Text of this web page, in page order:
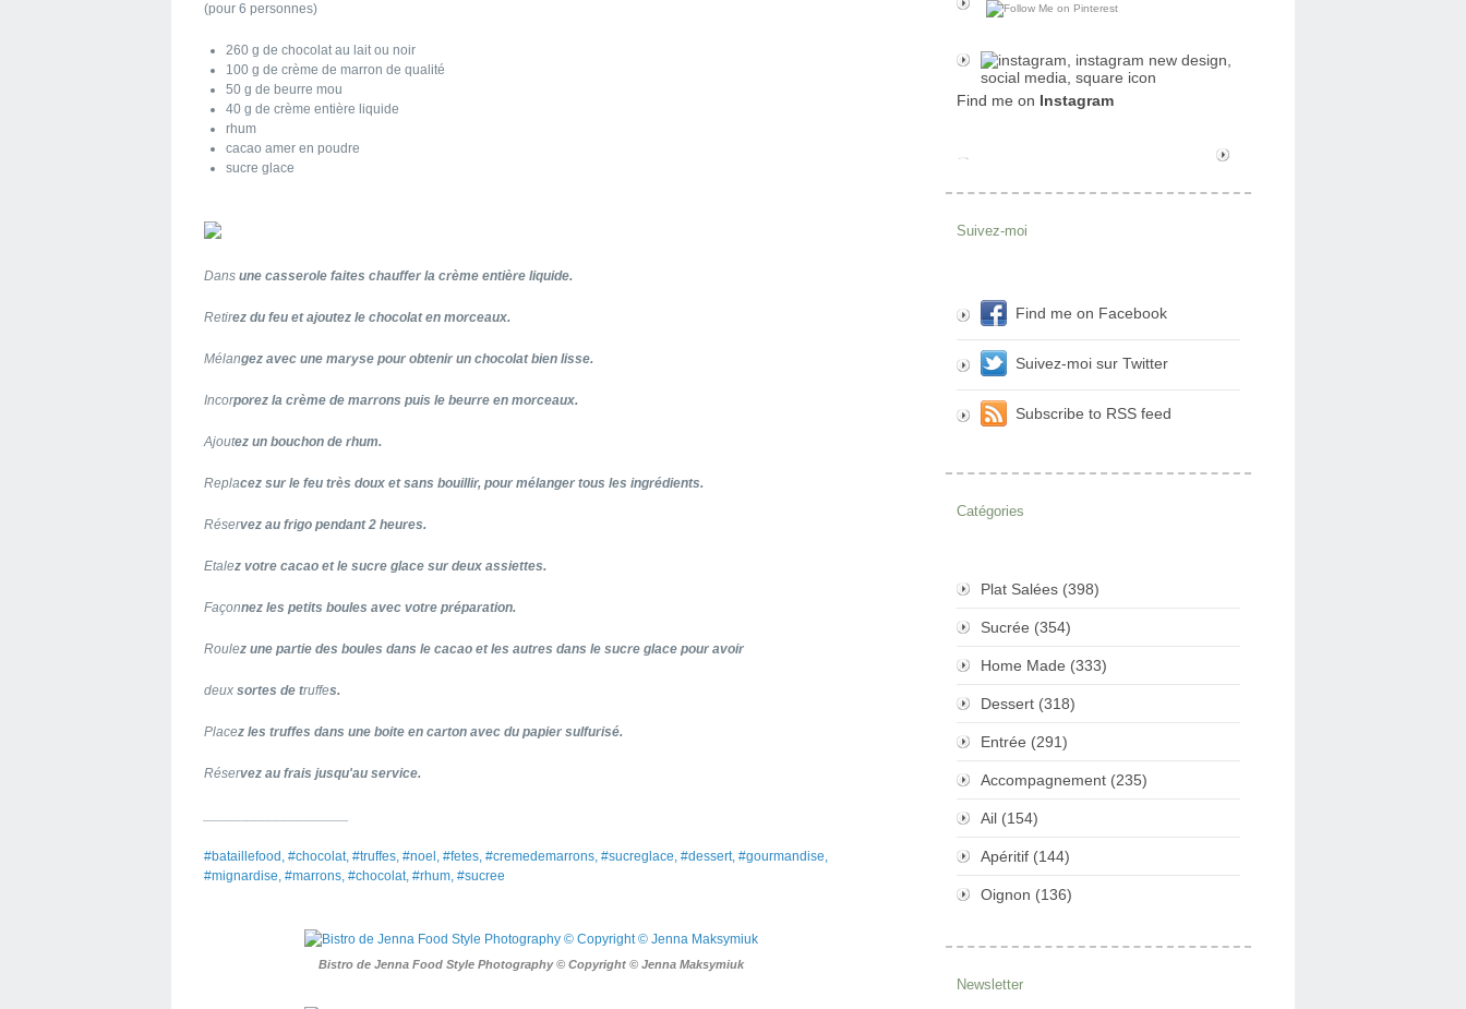
(pour 6 personnes)
260 g de chocolat au lait ou noir
100 g de crème de marron de qualité
50 g de beurre mou
40 g de crème entière liquide
rhum
cacao amer en poudre
sucre glace
Dans une casserole faites chauffer la crème entière liquide.
Retirez du feu et ajoutez le chocolat en morceaux.
Mélangez avec une maryse pour obtenir un chocolat bien lisse.
Incorporez la crème de marrons puis le beurre en morceaux.
Ajoutez un bouchon de rhum.
Replacez sur le feu très doux et sans bouillir, pour mélanger tous les ingrédients.
Réservez au frigo pendant 2 heures.
Etalez votre cacao et le sucre glace sur deux assiettes.
Façonnez les petits boules avec votre préparation.
Roulez une partie des boules dans le cacao et les autres dans le sucre glace pour avoir
deux sortes de truffes.
Placez les truffes dans une boite en carton avec du papier sulfurisé.
Réservez au frais jusqu'au service.
#bataillefood, #chocolat, #truffes, #noel, #fetes, #cremedemarrons, #sucreglace, #dessert, #gourmandise,
#mignardise, #marrons, #chocolat, #rhum, #sucree
Bistro de Jenna Food Style Photography © Copyright © Jenna Maksymiuk
Find me on Instagram
Suivez-moi
Find me on Facebook
Suivez-moi sur Twitter
Subscribe to RSS feed
Catégories
Plat Salées (398)
Sucrée (354)
Home Made (333)
Dessert (318)
Entrée (291)
Accompagnement (235)
Ail (154)
Apéritif (144)
Oignon (136)
Newsletter